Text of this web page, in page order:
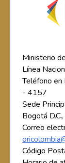
Ministerio
Línea
Teléfono
- 4157
Sede
Bogotá
Correo
Código